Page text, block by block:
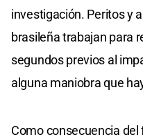
investigación. Peritos y
brasileña trabajan para
segundos previos al
alguna maniobra que
Como consecuencia